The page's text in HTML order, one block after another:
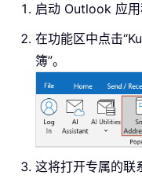
启动 Outlook 应用
在功能区中点击
簿”。
这将打开专属的联